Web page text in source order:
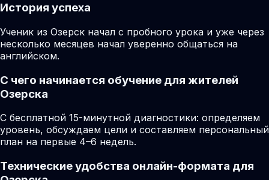
История успеха
Ученик из Озерск начал с пробного урока и уже через
несколько месяцев начал уверенно общаться на
английском.
С чего начинается обучение для жителей
Озерска
С бесплатной 15-минутной диагностики: определяем
уровень, обсуждаем цели и составляем персональный
план на первые 4–6 недель.
Технические удобства онлайн-формата для